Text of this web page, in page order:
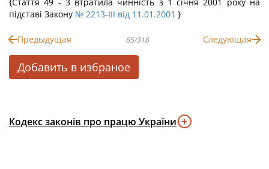
підставі Закону № 2213-III від 11.01.2001 }
Предыдущая 65/318 Следующая
Добавить в избраное
Кодекс законів про працю України